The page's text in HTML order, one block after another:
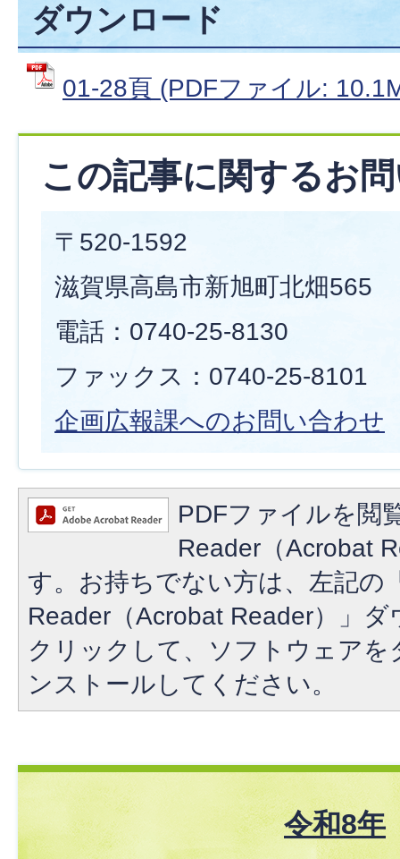
ダウンロード
01-28頁 (PDFファイル:
この記事に関するお
〒520-1592
滋賀県高島市新旭町北畑565
電話：0740-25-8130
ファックス：0740-25-8101
企画広報課へのお問い合わせ
PDFファイルを閲
Reader（Acrobat
す。お持ちでない方は、左記の
Reader（Acrobat Reader）」
クリックして、ソフトウェア
ンストールしてください。
令和8年